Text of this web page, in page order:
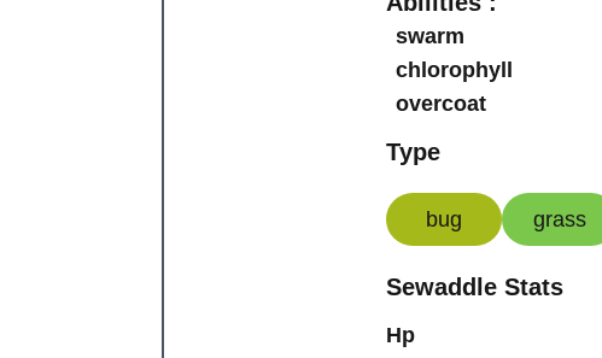
swarm
chlorophyll
overcoat
Type
bug grass
Sewaddle Stats
Hp